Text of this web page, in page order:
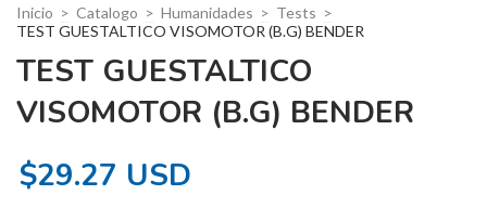
Inicio > Catalogo > Humanidades > Tests >
TEST GUESTALTICO VISOMOTOR (B.G) BENDER
TEST GUESTALTICO
VISOMOTOR (B.G) BENDER
$29.27 USD